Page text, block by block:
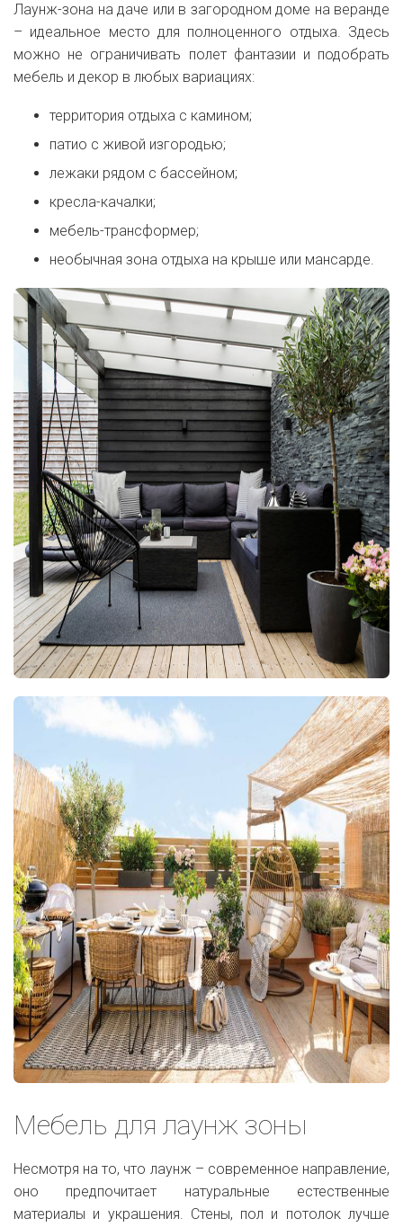
Лаунж-зона на даче или в загородном доме на веранде
– идеальное место для полноценного отдыха. Здесь
можно не ограничивать полет фантазии и подобрать
мебель и декор в любых вариациях:
территория отдыха с камином;
патио с живой изгородью;
лежаки рядом с бассейном;
кресла-качалки;
мебель-трансформер;
необычная зона отдыха на крыше или мансарде.
Мебель для лаунж зоны
Несмотря на то, что лаунж – современное направление,
оно предпочитает натуральные естественные
материалы и украшения. Стены, пол и потолок лучше